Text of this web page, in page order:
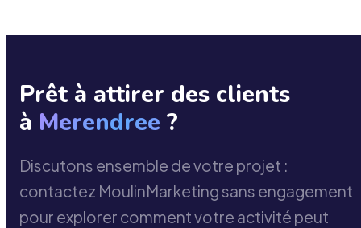
Prêt à attirer des clients
à Merendree ?
Discutons ensemble de votre projet :
contactez MoulinMarketing sans engagement
pour explorer comment votre activité peut